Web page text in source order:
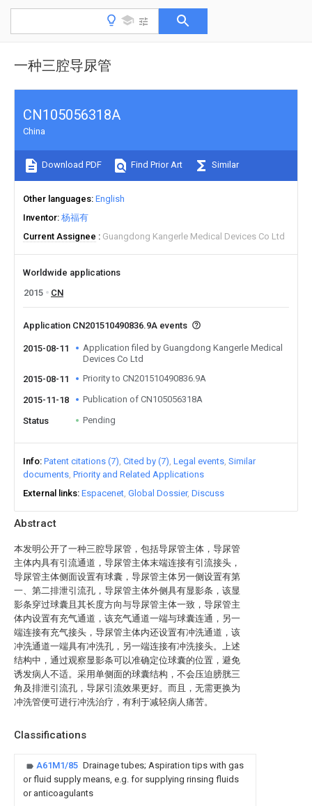
一种三腔导尿管
Abstract
本发明公开了一种三腔导尿管，包括导尿管主体，导尿管
主体内具有引流通道，导尿管主体末端连接有引流接头，
导尿管主体侧面设置有球囊，导尿管主体另一侧设置有第
一、第二排泄引流孔，导尿管主体外侧具有显影条，该显
影条穿过球囊且其长度方向与导尿管主体一致，导尿管主
体内设置有充气通道，该充气通道一端与球囊连通，另一
端连接有充气接头，导尿管主体内还设置有冲洗通道，该
冲洗通道一端具有冲洗孔，另一端连接有冲洗接头。上述
结构中，通过观察显影条可以准确定位球囊的位置，避免
诱发病人不适。采用单侧面的球囊结构，不会压迫膀胱三
角及排泄引流孔，导尿引流效果更好。而且，无需更换为
冲洗管便可进行冲洗治疗，有利于减轻病人痛苦。
Classifications
A61M1/85 Drainage tubes; Aspiration tips with gas
or fluid supply means, e.g. for supplying rinsing fluids
or anticoagulants
CN105056318A
China
Download PDF Find Prior Art Similar
Other languages English
Inventor 杨福有
Current Assignee
Guangdong Kangerle Medical Devices Co Ltd
Worldwide applications
2015
CN
Application CN201510490836.9A events
2015-08-11
Application filed by Guangdong Kangerle Medical
Devices Co Ltd
2015-08-11
Priority to CN201510490836.9A
2015-11-18 Publication of CN105056318A
Status Pending
Info Patent citations (7) Cited by (7) Legal events Similar
documents Priority and Related Applications
External links Espacenet Global Dossier Discuss